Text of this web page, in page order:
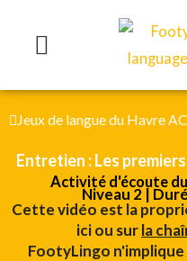
Jeux de langue du Havre AC
Entretien : Les
Activité d'écoute
Niveau 2 |
Cette vidéo est la
ici ou surla
FootyLingo